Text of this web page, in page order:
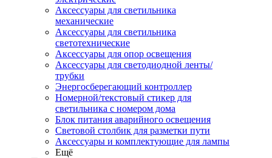
Аксессуары для светильника
механические
Аксессуары для светильника
светотехнические
Аксессуары для опор освещения
Аксессуары для светодиодной ленты/
трубки
Энергосберегающий контроллер
Номерной/текстовый стикер для
светильника с номером дома
Блок питания аварийного освещения
Световой столбик для разметки пути
Аксессуары и комплектующие для лампы
Ещё